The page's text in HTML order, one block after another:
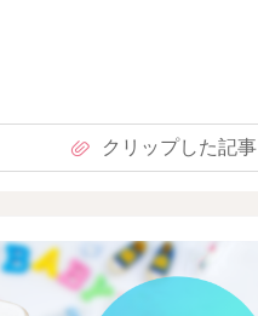
クリップした記事